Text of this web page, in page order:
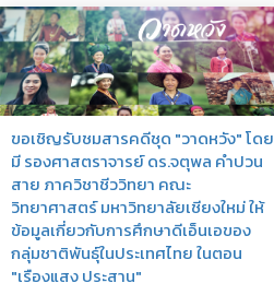
ขอเชิญรับชมสารคดีชุด "วาดหวัง" โดย
มี รองศาสตราจารย์ ดร.จตุพล คำปวน
สาย ภาควิชาชีววิทยา คณะ
วิทยาศาสตร์ มหาวิทยาลัยเชียงใหม่ ให้
ข้อมูลเกี่ยวกับการศึกษาดีเอ็นเอของ
กลุ่มชาติพันธุ์ในประเทศไทย ในตอน
"เรืองแสง ประสาน"